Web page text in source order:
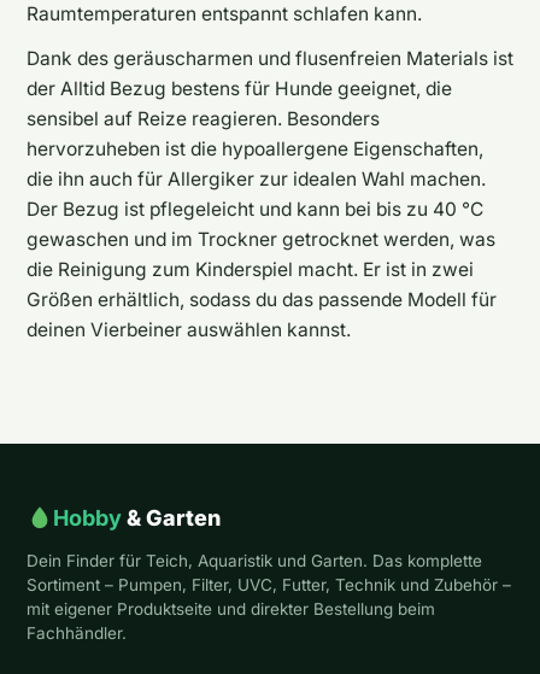
Raumtemperaturen entspannt schlafen kann.
Dank des geräuscharmen und flusenfreien Materials ist
der Alltid Bezug bestens für Hunde geeignet, die
sensibel auf Reize reagieren. Besonders
hervorzuheben ist die hypoallergene Eigenschaften,
die ihn auch für Allergiker zur idealen Wahl machen.
Der Bezug ist pflegeleicht und kann bei bis zu 40 °C
gewaschen und im Trockner getrocknet werden, was
die Reinigung zum Kinderspiel macht. Er ist in zwei
Größen erhältlich, sodass du das passende Modell für
deinen Vierbeiner auswählen kannst.
Hobby& Garten
Dein Finder für Teich, Aquaristik und Garten. Das komplette
Sortiment – Pumpen, Filter, UVC, Futter, Technik und Zubehör –
mit eigener Produktseite und direkter Bestellung beim
Fachhändler.